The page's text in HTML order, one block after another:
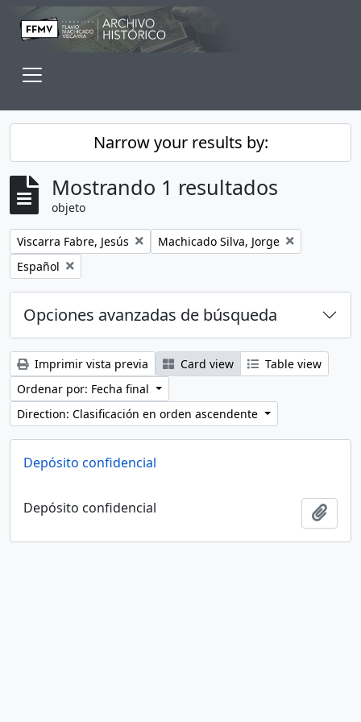
Skip to main content
Narrow your results by:
Mostrando 1 resultados
objeto
Remove filter:
Viscarra Fabre, Jesús Remove filter:
Machicado Silva, Jorge
Remove filter:
Español
Opciones avanzadas de búsqueda
Imprimir vista previa Card view
Table view
Ordenar por: Fecha final
Direction: Clasificación en orden ascendente
Depósito confidencial
Depósito confidencial